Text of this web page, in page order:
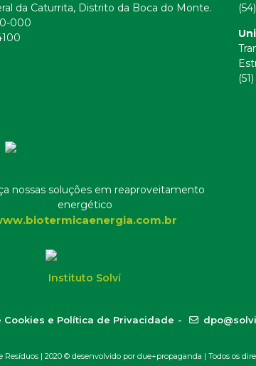
da Caturrita, Distrito da Boca do Monte.
000
nossas soluções em reaproveitamento
energético
Instituto Solví
Cookies e Política de Privacidade -
Resíduos | 2020 © desenvolvido por due+propaganda | Todos os